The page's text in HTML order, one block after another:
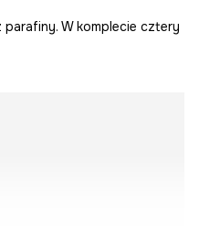
W komplecie cztery